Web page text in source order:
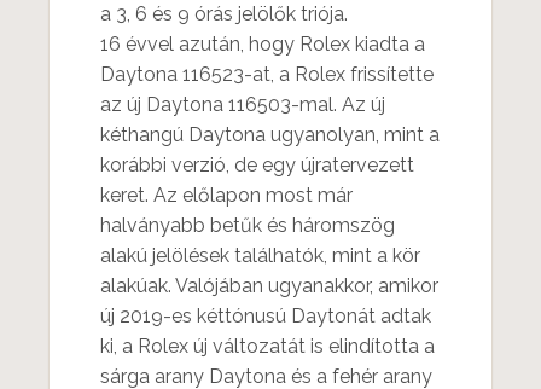
a 3, 6 és 9 órás jelölők triója.
16 évvel azután, hogy Rolex kiadta a
Daytona 116523-at, a Rolex frissítette
az új Daytona 116503-mal. Az új
kéthangú Daytona ugyanolyan, mint a
korábbi verzió, de egy újratervezett
keret. Az előlapon most már
halványabb betűk és háromszög
alakú jelölések találhatók, mint a kör
alakúak. Valójában ugyanakkor, amikor
új 2019-es kéttónusú Daytonát adtak
ki, a Rolex új változatát is elindította a
sárga arany Daytona és a fehér arany